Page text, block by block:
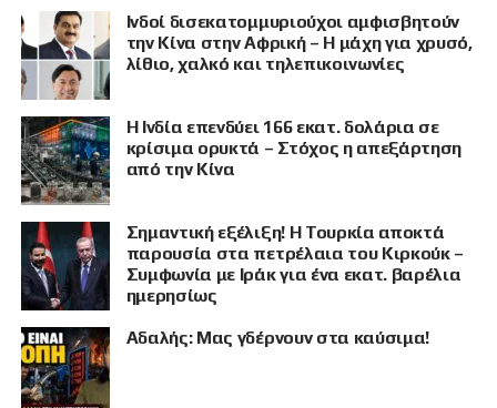
Ινδοί δισεκατομμυριούχοι αμφισβητούν
την Κίνα στην Αφρική – Η μάχη για χρυσό,
λίθιο, χαλκό και τηλεπικοινωνίες
Η Ινδία επενδύει 166 εκατ. δολάρια σε
κρίσιμα ορυκτά – Στόχος η απεξάρτηση
από την Κίνα
Σημαντική εξέλιξη! Η Τουρκία αποκτά
παρουσία στα πετρέλαια του Κιρκούκ –
Συμφωνία με Ιράκ για ένα εκατ. βαρέλια
ημερησίως
Αδαλής: Μας γδέρνουν στα καύσιμα!